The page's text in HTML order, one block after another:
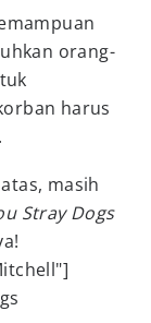
orang-
harus
masih
Stray Dogs